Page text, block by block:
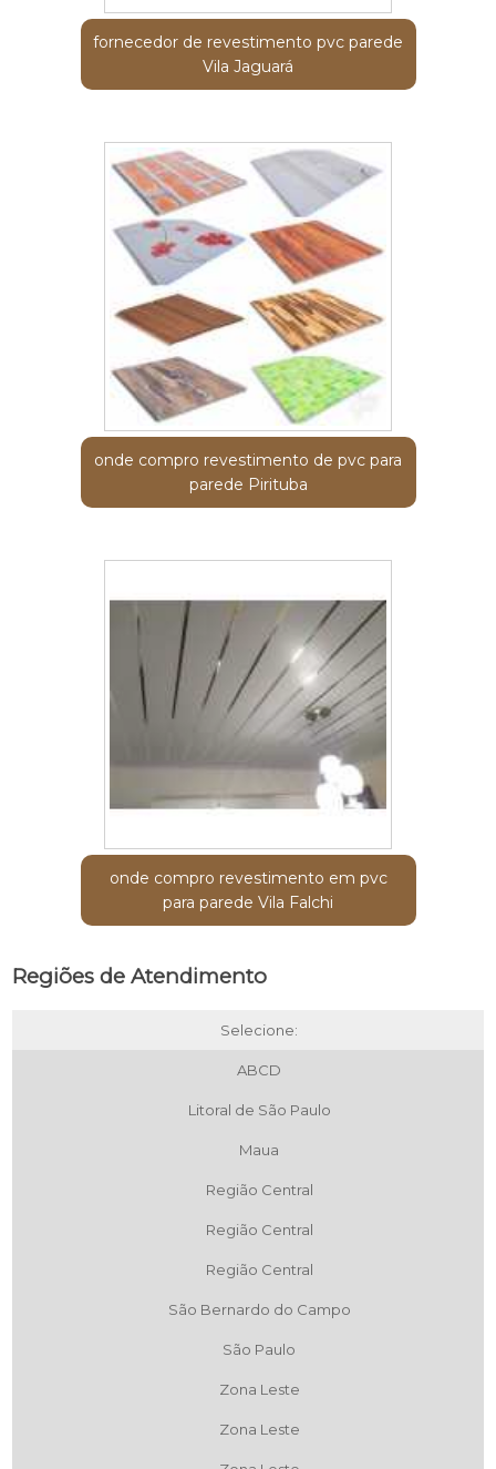
fornecedor de revestimento pvc parede
Vila Jaguará
onde compro revestimento de pvc para
parede Pirituba
onde compro revestimento em pvc
para parede Vila Falchi
Regiões de Atendimento
Selecione:
ABCD
Litoral de São Paulo
Maua
Região Central
Região Central
Região Central
São Bernardo do Campo
São Paulo
Zona Leste
Zona Leste